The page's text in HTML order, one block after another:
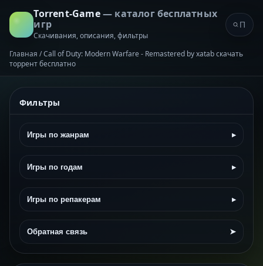
Torrent-Game— каталог бесплатных
игр
Скачивания, описания, фильтры
Главная /Call of Duty: Modern Warfare - Remastered by xatab скачать
торрент бесплатно
Фильтры
Игры по жанрам ▸
Игры по годам ▸
Игры по репакерам ▸
Обратная связь ➤